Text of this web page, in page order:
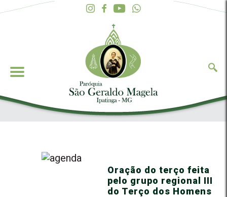
Oração do terço feita
pelo grupo regional III
do Terço dos Homens